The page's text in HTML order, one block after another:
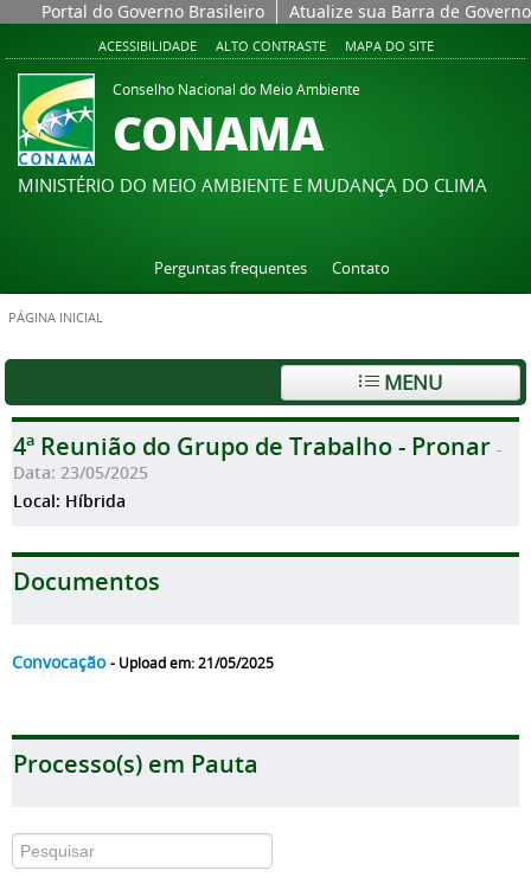
Portal do Governo Brasileiro Atualize sua Barra de Governo
ACESSIBILIDADE ALTO CONTRASTE MAPA DO SITE
Conselho Nacional do Meio Ambiente
CONAMA
MINISTÉRIO DO MEIO AMBIENTE E MUDANÇA DO CLIMA
Perguntas frequentes Contato
PÁGINA INICIAL
MENU
4ª Reunião do Grupo de Trabalho - Pronar -
Data: 23/05/2025
Local: Híbrida
Documentos
Convocação - Upload em: 21/05/2025
Processo(s) em Pauta